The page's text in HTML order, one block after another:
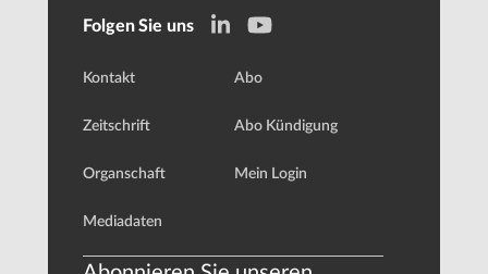
Folgen Sie uns
Kontakt
Zeitschrift
Organschaft
Mediadaten
Abo
Abo Kündigung
Mein Login